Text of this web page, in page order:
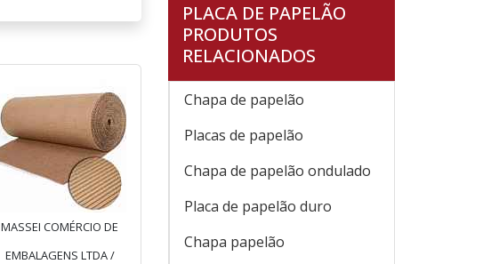
MASSEI COMÉRCIO DE
EMBALAGENS LTDA /
PLACA DE PAPELÃO
PRODUTOS
RELACIONADOS
Chapa de papelão
Placas de papelão
Chapa de papelão ondulado
Placa de papelão duro
Chapa papelão